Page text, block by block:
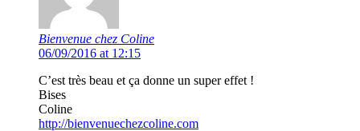
Bienvenue chez Coline
06/09/2016 at 12:15
C’est très beau et ça donne un super effet !
Bises
Coline
http://bienvenuechezcoline.com